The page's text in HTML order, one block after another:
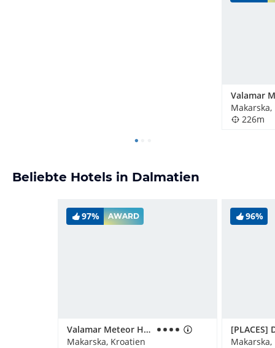
226m
Beliebte Hotels in Dalmatien
97% AWARD
Valamar Meteor Hotel
Makarska, Kroatien
96%